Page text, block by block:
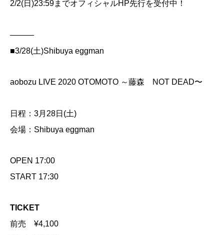
2/2(日)23:59までオフィシャルHP先行を受付中！
———
■3/28(土)Shibuya eggman
aobozu LIVE 2020 OTOMOTO ～藤森 NOT DEAD〜
日程：3月28日(土)
会場：Shibuya eggman
OPEN 17:00
START 17:30
TICKET
前売 ¥4,100